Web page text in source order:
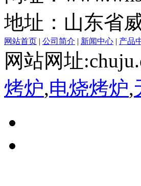
地址：山东省
网站首页 | 公司简介 | 新闻中心 | 产品
网站网址
烤炉,电烧烤炉,